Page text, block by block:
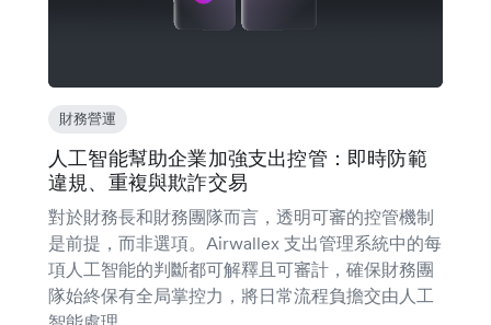
財務營運
人工智能幫助企業加強支出控管：即時防範
違規、重複與欺詐交易
對於財務長和財務團隊而言，透明可審的控管機制
是前提，而非選項。Airwallex 支出管理系統中的每
項人工智能的判斷都可解釋且可審計，確保財務團
隊始終保有全局掌控力，將日常流程負擔交由人工